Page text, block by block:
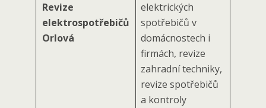
Revize
elektrospotřebičů
Orlová
elektrických
spotřebičů v
domácnostech i
firmách, revize
zahradní techniky,
revize spotřebičů
a kontroly